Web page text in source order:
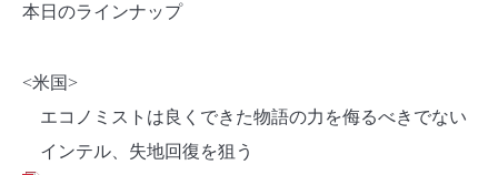
本日のラインナップ
<米国>
エコノミストは良くできた物語の力を侮るべきでない
インテル、失地回復を狙う